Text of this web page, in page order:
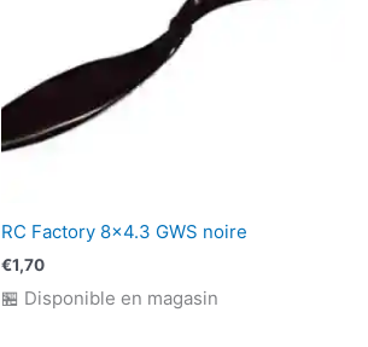
RC Factory 8×4.3 GWS noire
€1,70
🏪 Disponible en magasin